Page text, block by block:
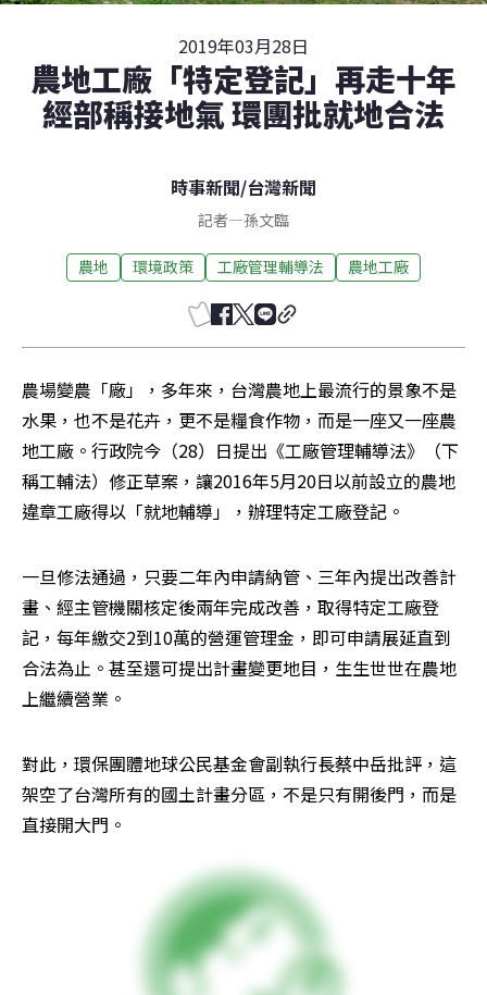
2019年03月28日
農地工廠「特定登記」再走十年
經部稱接地氣 環團批就地合法
時事新聞/台灣新聞
記者—孫文臨
農地 環境政策 工廠管理輔導法 農地工廠
農場變農「廠」，多年來，台灣農地上最流行的景象不是
水果，也不是花卉，更不是糧食作物，而是一座又一座農
地工廠。行政院今（28）日提出《工廠管理輔導法》（下
稱工輔法）修正草案，讓2016年5月20日以前設立的農地
違章工廠得以「就地輔導」，辦理特定工廠登記。
一旦修法通過，只要二年內申請納管、三年內提出改善計
畫、經主管機關核定後兩年完成改善，取得特定工廠登
記，每年繳交2到10萬的營運管理金，即可申請展延直到
合法為止。甚至還可提出計畫變更地目，生生世世在農地
上繼續營業。
對此，環保團體地球公民基金會副執行長蔡中岳批評，這
架空了台灣所有的國土計畫分區，不是只有開後門，而是
直接開大門。